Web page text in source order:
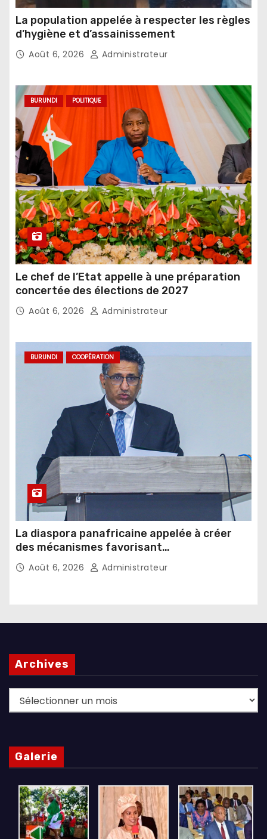
La population appelée à respecter les règles
d’hygiène et d’assainissement
Août 6, 2026 Administrateur
BURUNDI POLITIQUE
Le chef de l’Etat appelle à une préparation
concertée des élections de 2027
Août 6, 2026 Administrateur
BURUNDI COOPÉRATION
La diaspora panafricaine appelée à créer
des mécanismes favorisant
l’investissement dans les pays d’origine
Août 6, 2026 Administrateur
Archives
Archives
Galerie